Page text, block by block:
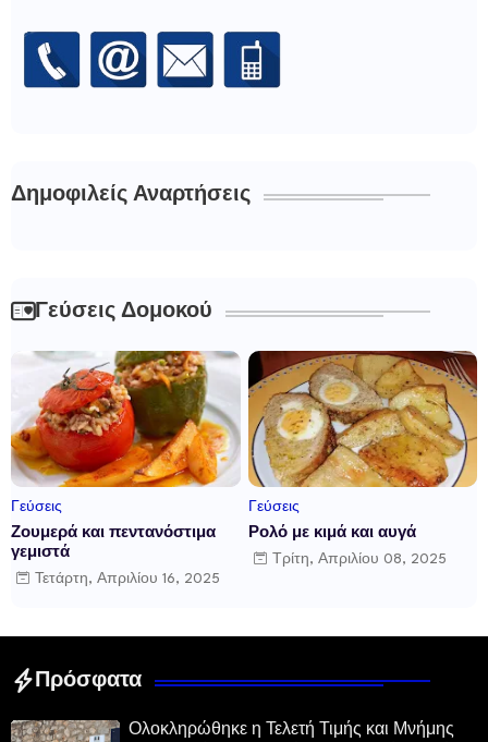
Δημοφιλείς Αναρτήσεις
Γεύσεις Δομοκού
Γεύσεις
Ζουμερά και πεντανόστιμα
γεμιστά
Τετάρτη, Απριλίου 16, 2025
Γεύσεις
Ρολό με κιμά και αυγά
Τρίτη, Απριλίου 08, 2025
Πρόσφατα
Ολοκληρώθηκε η Τελετή Τιμής και Μνήμης